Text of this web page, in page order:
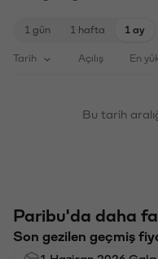
1 gün 1 hafta 1 ay
Tarih Açılış En
Bu tarih
Paribu'da daha
Son gezilen geçmiş